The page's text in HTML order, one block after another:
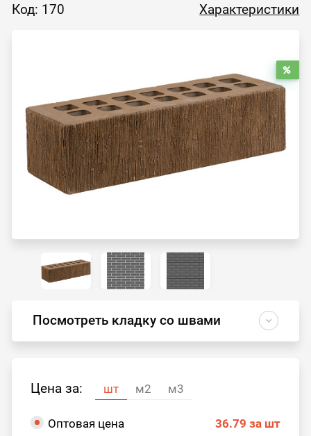
Код: 170 Характеристики
Посмотреть кладку со швами
Цена за: шт м2 м3
Оптовая цена 36.79 за шт